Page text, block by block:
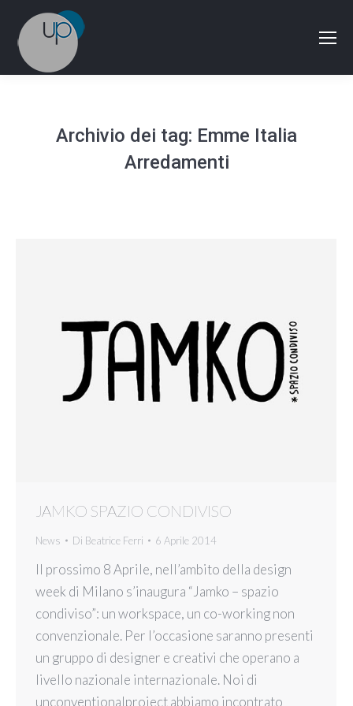
Archivio dei tag: Emme Italia
Arredamenti
JAMKO SPAZIO CONDIVISO
News Di Beatrice Ferri 6 Aprile 2014
Il prossimo 8 Aprile, nell’ambito della design
week di Milano s’inaugura “Jamko – spazio
condiviso”: un workspace, un co-working non
convenzionale. Per l’occasione saranno presenti
un gruppo di designer e creativi che operano a
livello nazionale internazionale. Noi di
unconventionalproject abbiamo incontrato